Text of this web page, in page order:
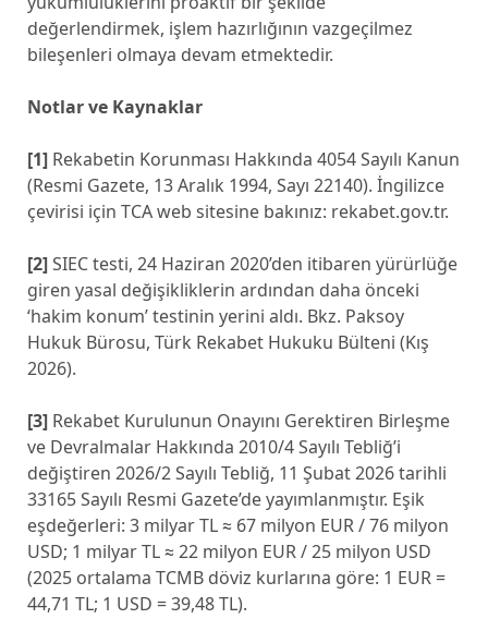
değerlendirmek, işlem hazırlığının vazgeçilmez
bileşenleri olmaya devam etmektedir.
Notlar ve Kaynaklar
[1] Rekabetin Korunması Hakkında 4054 Sayılı Kanun
(Resmi Gazete, 13 Aralık 1994, Sayı 22140). İngilizce
çevirisi için TCA web sitesine bakınız: rekabet.gov.tr.
[2]SIEC testi, 24 Haziran 2020’den itibaren yürürlüğe
giren yasal değişikliklerin ardından daha önceki
‘hakim konum’ testinin yerini aldı. Bkz. Paksoy
Hukuk Bürosu, Türk Rekabet Hukuku Bülteni (Kış
2026).
[3] Rekabet Kurulunun Onayını Gerektiren Birleşme
ve Devralmalar Hakkında 2010/4 Sayılı Tebliğ’i
değiştiren 2026/2 Sayılı Tebliğ, 11 Şubat 2026 tarihli
33165 Sayılı Resmi Gazete’de yayımlanmıştır. Eşik
eşdeğerleri: 3 milyar TL ≈ 67 milyon EUR / 76 milyon
USD; 1 milyar TL ≈ 22 milyon EUR / 25 milyon USD
(2025 ortalama TCMB döviz kurlarına göre: 1 EUR =
44,71 TL; 1 USD = 39,48 TL).